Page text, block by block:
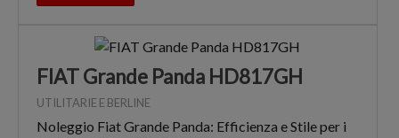
FIAT Grande Panda HD817GH
UTILITARIE E BERLINE
Noleggio Fiat Grande Panda: Efficienza e Stile per i